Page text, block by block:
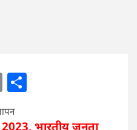
Print
2023, भारतीय जनता